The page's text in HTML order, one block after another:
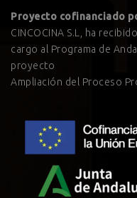
Proyecto cofinanciado
CINCOCINA S.L, ha
cargo al Programa de
proyecto
Ampliación del Proceso